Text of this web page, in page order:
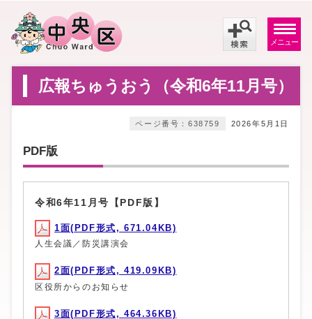
メニュー
広報ちゅうおう（令和6年11月号）
2026年5月1日
ページ番号：638759
PDF版
令和6年11月号【PDF版】
1面(PDF形式, 671.04KB)
人生会議／防災講演会
2面(PDF形式, 419.09KB)
区役所からのお知らせ
3面(PDF形式, 464.36KB)